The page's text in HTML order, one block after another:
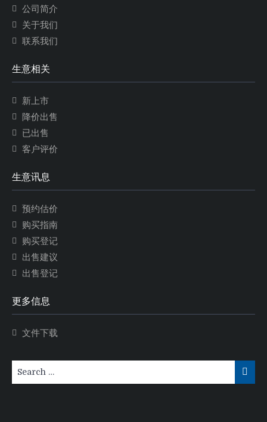
公司简介
关于我们
联系我们
生意相关
新上市
降价出售
已出售
客户评价
生意讯息
预约估价
购买指南
购买登记
出售建议
出售登记
更多信息
文件下载